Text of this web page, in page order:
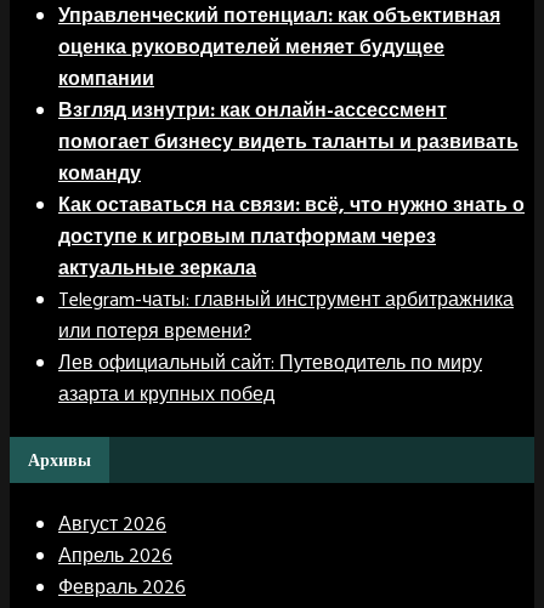
Управленческий потенциал: как объективная
оценка руководителей меняет будущее
компании
Взгляд изнутри: как онлайн-ассессмент
помогает бизнесу видеть таланты и развивать
команду
Как оставаться на связи: всё, что нужно знать о
доступе к игровым платформам через
актуальные зеркала
Telegram-чаты: главный инструмент арбитражника
или потеря времени?
Лев официальный сайт: Путеводитель по миру
азарта и крупных побед
Архивы
Август 2026
Апрель 2026
Февраль 2026